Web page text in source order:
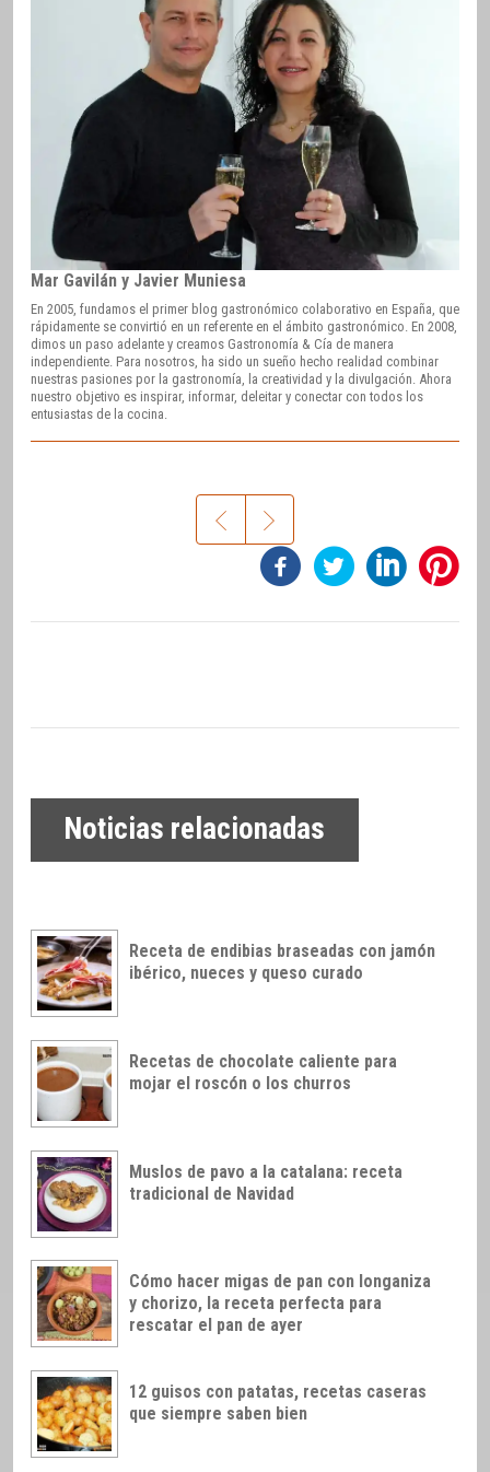
Mar Gavilán y Javier Muniesa
En 2005, fundamos el primer blog gastronómico colaborativo en España, que
rápidamente se convirtió en un referente en el ámbito gastronómico. En 2008,
dimos un paso adelante y creamos Gastronomía & Cía de manera
independiente. Para nosotros, ha sido un sueño hecho realidad combinar
nuestras pasiones por la gastronomía, la creatividad y la divulgación. Ahora
nuestro objetivo es inspirar, informar, deleitar y conectar con todos los
entusiastas de la cocina.
Noticias relacionadas
Receta de endibias braseadas con jamón
ibérico, nueces y queso curado
Recetas de chocolate caliente para
mojar el roscón o los churros
Muslos de pavo a la catalana: receta
tradicional de Navidad
Cómo hacer migas de pan con longaniza
y chorizo, la receta perfecta para
rescatar el pan de ayer
12 guisos con patatas, recetas caseras
que siempre saben bien